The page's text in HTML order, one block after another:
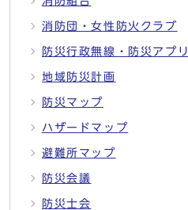
消防団・女性防火クラブ
防災行政無線・防災アプリ
地域防災計画
防災マップ
ハザードマップ
避難所マップ
防災会議
防災士会